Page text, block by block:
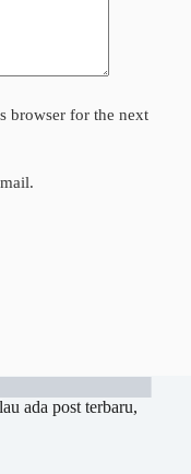
browser for the next